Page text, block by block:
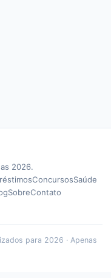
2026.
ConcursosSaúde
SobreContato
para 2026 · Apenas